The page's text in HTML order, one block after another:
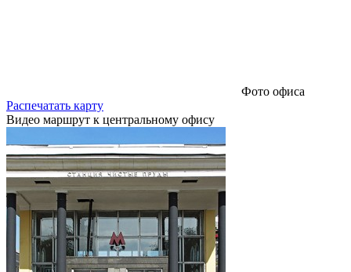
Фото офиса
Распечатать карту
Видео маршрут к центральному офису